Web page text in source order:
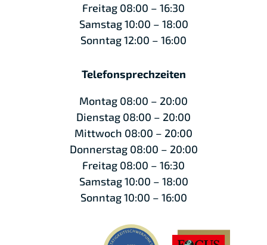
Freitag 08:00 – 16:30
Samstag 10:00 – 18:00
Sonntag 12:00 – 16:00
Telefonsprechzeiten
Montag 08:00 – 20:00
Dienstag 08:00 – 20:00
Mittwoch 08:00 – 20:00
Donnerstag 08:00 – 20:00
Freitag 08:00 – 16:30
Samstag 10:00 – 18:00
Sonntag 10:00 – 16:00